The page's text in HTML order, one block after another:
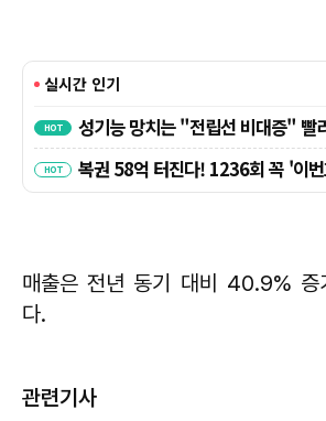
매출은 전년 동기 대비 40.9% 증
다.
관련기사